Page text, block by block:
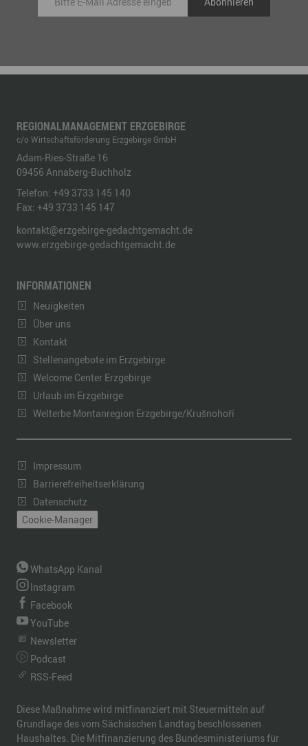
REGIONALMANAGEMENT ERZGEBIRGE
c/o Wirtschaftsförderung Erzgebirge GmbH
Adam-Ries-Straße 16
09456 Annaberg-Buchholz
Telefon: +49 3733 145 140
Fax: +49 3733 145 147
kontakt@erzgebirge-gedachtgemacht.de
www.erzgebirge-gedachtgemacht.de
INFORMATIONEN
Neuigkeiten
Über uns
Kontakt
Stellenangebote im Erzgebirge
Welcome Center Erzgebirge
Urlaub im Erzgebirge
Welterbe Montanregion Erzgebirge/Krušnohoří
Impressum
Barrierefreiheitserklärung
Datenschutz
Cookie-Manager
WhatsApp Kanal
Instagram
Facebook
YouTube
Newsletter
Podcast
RSS-Feed
Diese Maßnahme wird mitfinanziert mit Steuermitteln auf
Grundlage des vom Sächsischen Landtag beschlossenen
Haushaltes. Die Mitfinanzierung des Bundesministeriums für